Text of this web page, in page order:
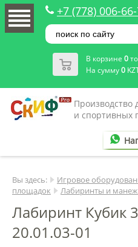
+7 (778) 006-
В корзине 0
На сумму0
Производство
и спортивных
Вы здесь: Игровое
площадок
Лабиринты и
Лабиринт Кубик
20.01.03-01